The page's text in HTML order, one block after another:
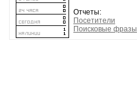
Отчеты:
Посетители
Поисковые фразы